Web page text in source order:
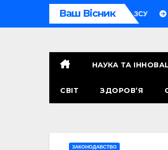
Ваш Вісник
людей у підрозділі ЗСУ Користь
НАУКА ТА
СВІТ ЗДОРОВ’Я
ЗАКОНОДАВСТВО